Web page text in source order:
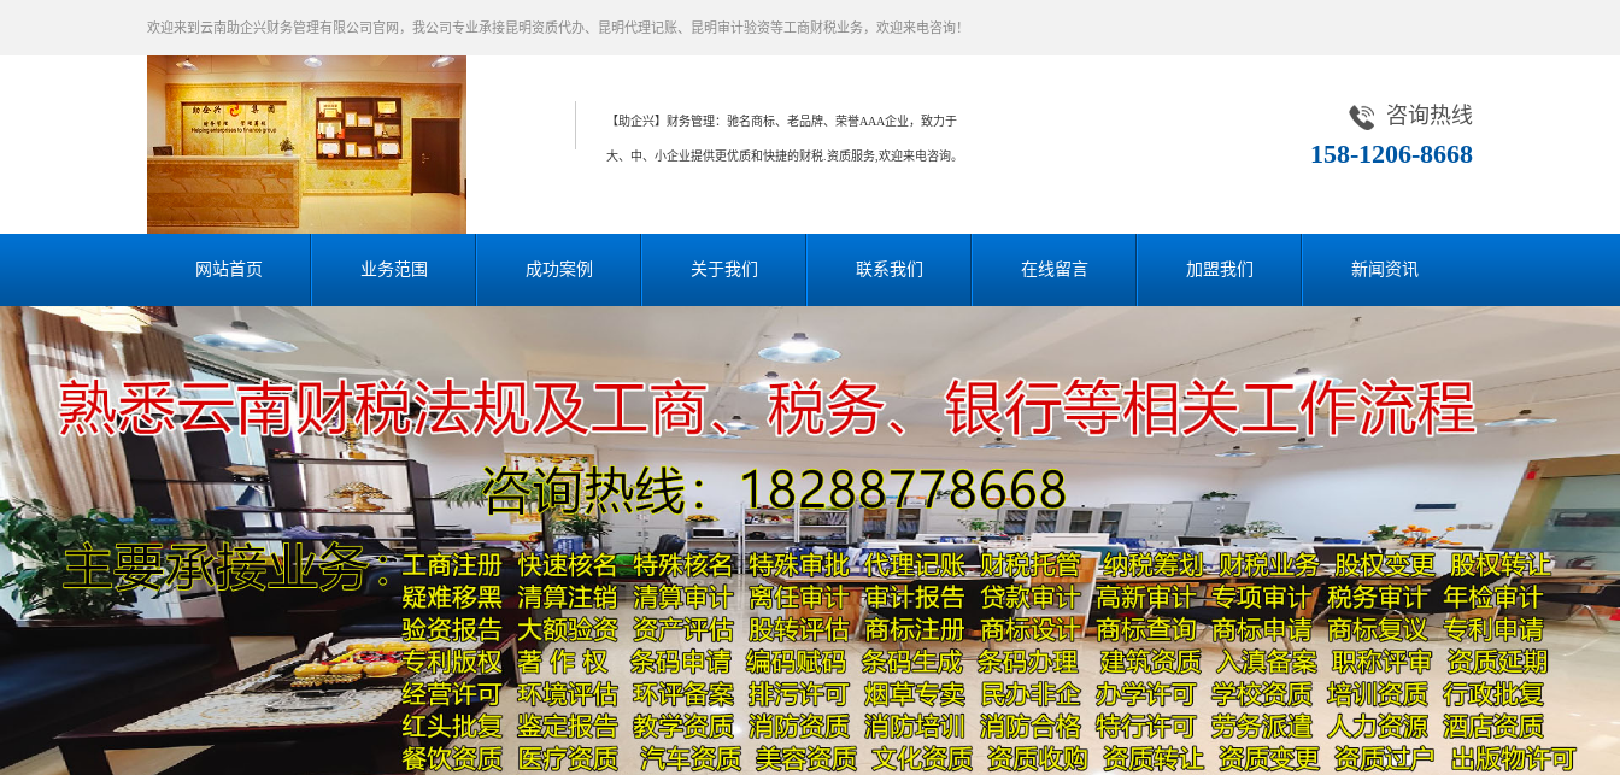
欢迎来到云南助企兴财务管理有限公司官网，我公司专业承接昆明资质代办、昆明代理记账、昆明审计验资等工商财税业务，欢迎来电咨询！
【助企兴】财务管理：驰名商标、老品牌、荣誉AAA企业，致力于
大、中、小企业提供更优质和快捷的财税.资质服务,欢迎来电咨询。
咨询热线
158-1206-8668
网站首页 业务范围 成功案例 关于我们 联系我们 在线留言 加盟我们 新闻资讯